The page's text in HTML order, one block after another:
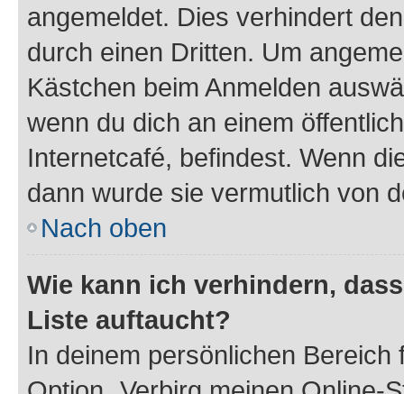
angemeldet. Dies verhindert
durch einen Dritten. Um
Kästchen beim Anmelden
wenn du dich an einem
Internetcafé, befindest. Wenn
dann wurde sie vermutlich von
Nach oben
Wie kann ich verhindern,
Liste auftaucht?
In deinem persönlichen